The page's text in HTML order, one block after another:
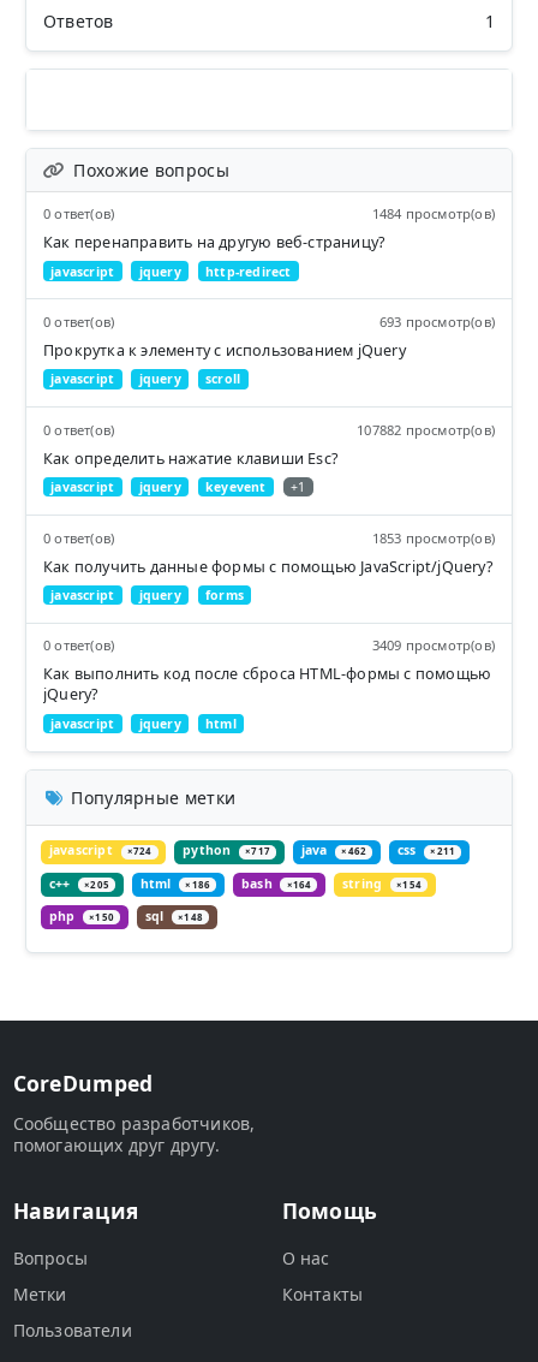
Ответов
1
Похожие вопросы
0 ответ(ов) 1484 просмотр(ов)
Как перенаправить на другую веб-страницу?
javascript jquery http-redirect
0 ответ(ов) 693 просмотр(ов)
Прокрутка к элементу с использованием jQuery
javascript jquery scroll
0 ответ(ов) 107882 просмотр(ов)
Как определить нажатие клавиши Esc?
javascript jquery keyevent +1
0 ответ(ов) 1853 просмотр(ов)
Как получить данные формы с помощью JavaScript/jQuery?
javascript jquery forms
0 ответ(ов) 3409 просмотр(ов)
Как выполнить код после сброса HTML-формы с помощью
jQuery?
javascript jquery html
Популярные метки
javascript ×724 python ×717 java ×462 css ×211
c++ ×205 html ×186 bash ×164 string ×154
php ×150 sql ×148
CoreDumped
Сообщество разработчиков,
помогающих друг другу.
Навигация
Вопросы
Метки
Пользователи
Помощь
О нас
Контакты